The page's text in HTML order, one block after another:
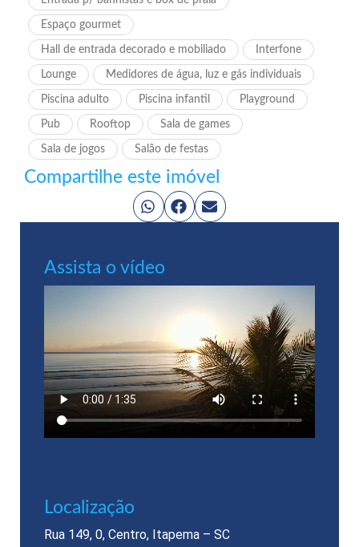
Espaço gourmet
Hall de entrada decorado e mobiliado Interfone
Lounge Medidores de água, luz e gás individuais
Piscina adulto Piscina infantil Playground
Pub Rooftop Sala de games
Sala de jogos Salão de festas
Compartilhe este imóvel
Assista o vídeo
Localização​
Rua 149, 0, Centro, Itapema – SC